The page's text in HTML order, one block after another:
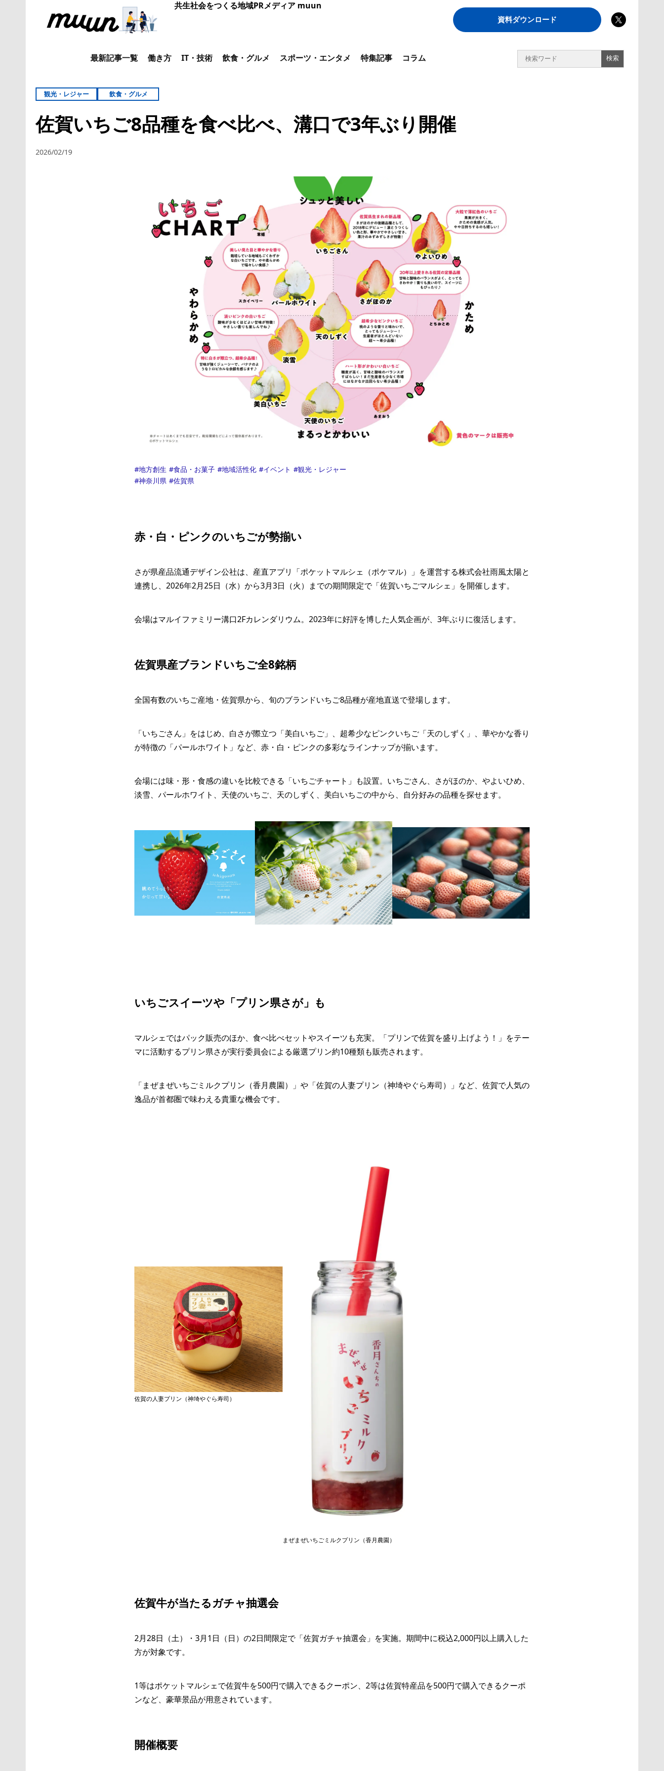
共生社会をつくる地域PRメディア muun
資料ダウンロード
最新記事一覧 働き方 IT・技術 飲食・グルメ スポーツ・エンタメ 特集記事 コラム
観光・レジャー 飲食・グルメ
佐賀いちご8品種を食べ比べ、溝口で3年ぶり開催
2026/02/19
地方創生 食品・お菓子 地域活性化 イベント
観光・レジャー
神奈川県
佐賀県
赤・白・ピンクのいちごが勢揃い
さが県産品流通デザイン公社は、産直アプリ「ポケットマルシェ（ポケマル）」を運営する株式会社雨風太陽と
連携し、2026年2月25日（水）から3月3日（火）までの期間限定で「佐賀いちごマルシェ」を開催します。
会場はマルイファミリー溝口2Fカレンダリウム。2023年に好評を博した人気企画が、3年ぶりに復活します。
佐賀県産ブランドいちご全8銘柄
全国有数のいちご産地・佐賀県から、旬のブランドいちご8品種が産地直送で登場します。
「いちごさん」をはじめ、白さが際立つ「美白いちご」、超希少なピンクいちご「天のしずく」、華やかな香り
が特徴の「パールホワイト」など、赤・白・ピンクの多彩なラインナップが揃います。
会場には味・形・食感の違いを比較できる「いちごチャート」も設置。いちごさん、さがほのか、やよいひめ、
淡雪、パールホワイト、天使のいちご、天のしずく、美白いちごの中から、自分好みの品種を探せます。
いちごスイーツや「プリン県さが」も
マルシェではパック販売のほか、食べ比べセットやスイーツも充実。「プリンで佐賀を盛り上げよう！」をテー
マに活動するプリン県さが実行委員会による厳選プリン約10種類も販売されます。
「まぜまぜいちごミルクプリン（香月農園）」や「佐賀の人妻プリン（神埼やぐら寿司）」など、佐賀で人気の
逸品が首都圏で味わえる貴重な機会です。
佐賀の人妻プリン（神埼やぐら寿司）
まぜまぜいちごミルクプリン（香月農園）
佐賀牛が当たるガチャ抽選会
2月28日（土）・3月1日（日）の2日間限定で「佐賀ガチャ抽選会」を実施。期間中に税込2,000円以上購入した
方が対象です。
1等はポケットマルシェで佐賀牛を500円で購入できるクーポン、2等は佐賀特産品を500円で購入できるクーポ
ンなど、豪華景品が用意されています。
開催概要